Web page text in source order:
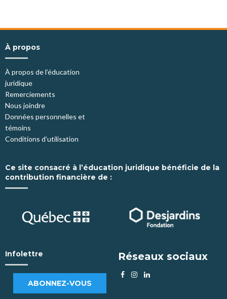
À propos
À propos de l’éducation
juridique
Remerciements
Nous joindre
Données personnelles et
témoins
Conditions d’utilisation
Ce site consacré à l’éducation juridique bénéficie de la
contribution financière de :
Infolettre
ABONNEZ-VOUS
Réseaux sociaux